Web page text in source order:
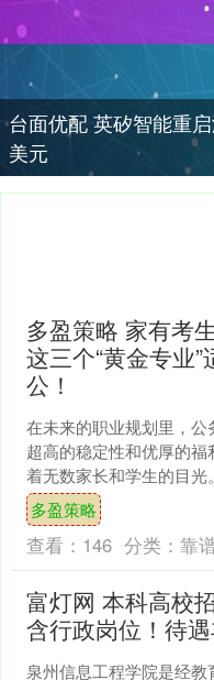
台面优配 英矽智能重
美元
多盈策略 家有考
这三个“黄金专业”
公！
在未来的职业规划里，公
超高的稳定性和优厚的福
着无数家长和学生的目光
业在公务员考试中的受欢
是天差地别！今天，就来
多盈策略
查看： 146 分类： 靠
富灯网 本科高校
含行政岗位！待遇
泉州信息工程学院是经教